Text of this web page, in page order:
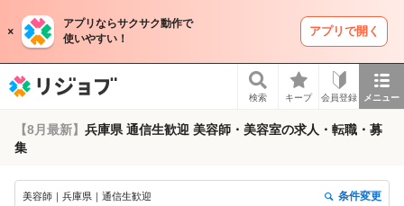
アプリならサクサク動作で
使いやすい！
アプリで開く
検索 キープ 会員登録 メニュー
【8月最新】 兵庫県 通信生歓迎 美容師・美容室の求人・転職・募
集
美容師｜兵庫県｜通信生歓迎 条件変更